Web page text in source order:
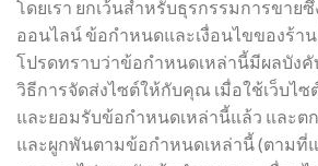
โดยเรา ยกเว้นสำหรับธุรกรรมการขายซึ่
ออนไลน์ ข้อกำหนดและเงื่อนไขของร้า
โปรดทราบว่าข้อกำหนดเหล่านี้มีผลบังคั
วิธีการจัดส่งไซต์ให้กับคุณ เมื่อใช้เว็บไ
และยอมรับข้อกำหนดเหล่านี้แล้ว และต
และผูกพันตามข้อกำหนดเหล่านี้ (ตามที่